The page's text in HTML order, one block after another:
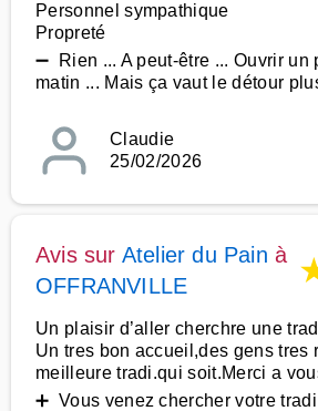
Personnel sympathique
Propreté
➖ Rien ... A peut-être ... Ouvrir un
matin ... Mais ça vaut le détour
Claudie
25/02/2026
Avis sur Atelier du Pain à
OFFRANVILLE
Un plaisir d’aller cherchre une
Un tres bon accueil,des gens tres
meilleure tradi.qui soit.Merci a
➕ Vous venez chercher votre